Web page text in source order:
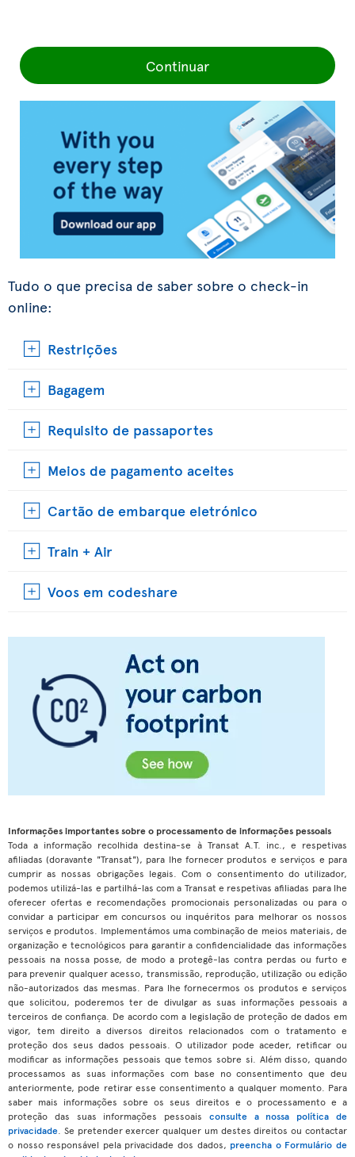
Continuar
Tudo o que precisa de saber sobre o check-in
online:
Restrições
Bagagem
Requisito de passaportes
Meios de pagamento aceites
Cartão de embarque eletrónico
Train + Air
Voos em codeshare
Informações importantes sobre o processamento de informações pessoais
Toda a informação recolhida destina-se à Transat A.T. inc., e respetivas
afiliadas (doravante "Transat"), para lhe fornecer produtos e serviços e para
cumprir as nossas obrigações legais. Com o consentimento do utilizador,
podemos utilizá-las e partilhá-las com a Transat e respetivas afiliadas para lhe
oferecer ofertas e recomendações promocionais personalizadas ou para o
convidar a participar em concursos ou inquéritos para melhorar os nossos
serviços e produtos. Implementámos uma combinação de meios materiais, de
organização e tecnológicos para garantir a confidencialidade das informações
pessoais na nossa posse, de modo a protegê-las contra perdas ou furto e
para prevenir qualquer acesso, transmissão, reprodução, utilização ou edição
não-autorizados das mesmas. Para lhe fornecermos os produtos e serviços
que solicitou, poderemos ter de divulgar as suas informações pessoais a
terceiros de confiança. De acordo com a legislação de proteção de dados em
vigor, tem direito a diversos direitos relacionados com o tratamento e
proteção dos seus dados pessoais. O utilizador pode aceder, retificar ou
modificar as informações pessoais que temos sobre si. Além disso, quando
processamos as suas informações com base no consentimento que deu
anteriormente, pode retirar esse consentimento a qualquer momento. Para
saber mais informações sobre os seus direitos e o processamento e a
proteção das suas informações pessoais consulte a nossa política de
privacidade . Se pretender exercer qualquer um destes direitos ou contactar
o nosso responsável pela privacidade dos dados, preencha o Formulário de